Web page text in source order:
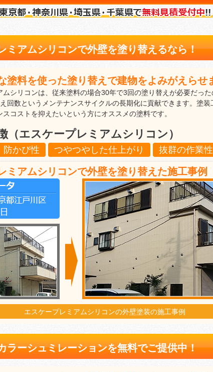
ミアムシリコンで外壁を塗り替えるなら！
塗料を使った塗り替えで建物をよみがえらせ
ムシリコンは、従来塗料の場合30年で3回の塗り替えが必要だっ
回数というメンテナンスサイクルの長期化に貢献できます。塗装
スコストを抑えたいという方にオススメの塗料です。
（エスケープレミアムシリコン）
防かび性 つやつやした仕上がり 抜群の作業性
ミアムシリコンで外壁を塗り替えた施工事例
エスケープレミアムシリコンの外壁塗装の施工事例
ラーシュミレーションを無料でご提供中！